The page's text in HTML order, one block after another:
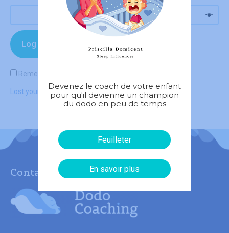
Log in
Remember me
Lost your password?
Contact
Devenez le coach de votre enfant
pour qu'il devienne un champion
du dodo en peu de temps
Feuilleter
En savoir plus